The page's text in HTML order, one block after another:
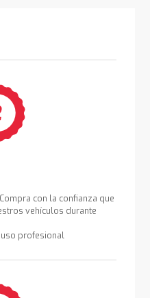
con la confianza que
vehículos durante
profesional